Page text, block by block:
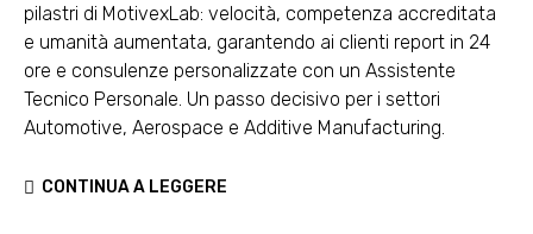
pilastri di MotivexLab: velocità, competenza accreditata
e umanità aumentata, garantendo ai clienti report in 24
ore e consulenze personalizzate con un Assistente
Tecnico Personale. Un passo decisivo per i settori
Automotive, Aerospace e Additive Manufacturing.
CONTINUA A LEGGERE